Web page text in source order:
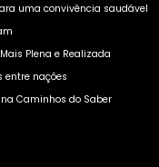
uma convivência saudável
Plena e Realizada
entre nações
Caminhos do Saber